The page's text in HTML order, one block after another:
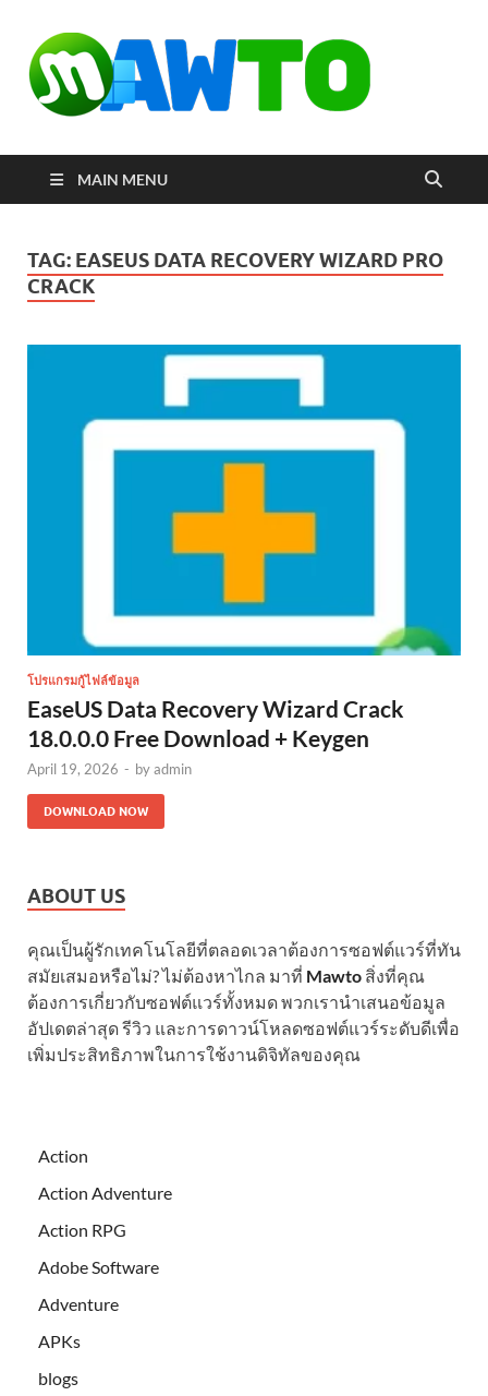
ครอบลิงค์
MAIN MENU
TAG: EASEUS DATA RECOVERY WIZARD PRO
CRACK
โปรแกรมกู้ไฟล์ข้อมูล
EaseUS Data Recovery Wizard Crack
18.0.0.0 Free Download + Keygen
April 19, 2026 - byadmin
DOWNLOAD NOW
ABOUT US
คุณเป็นผู้รักเทคโนโลยีที่ตลอดเวลาต้องการซอฟต์แวร์ที่ทัน
สมัยเสมอหรือไม่? ไม่ต้องหาไกล มาที่ Mawto สิ่งที่คุณ
ต้องการเกี่ยวกับซอฟต์แวร์ทั้งหมด พวกเรานำเสนอข้อมูล
อัปเดตล่าสุด รีวิว และการดาวน์โหลดซอฟต์แวร์ระดับดีเพื่อ
เพิ่มประสิทธิภาพในการใช้งานดิจิทัลของคุณ
Action
Action Adventure
Action RPG
Adobe Software
Adventure
APKs
blogs